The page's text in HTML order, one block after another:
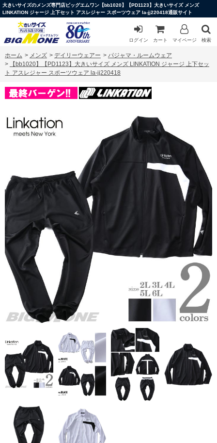
大きいサイズのメンズ専門店ビッグエムワン【bb1020】【PD1123】大きいサイズ メンズ
LINKATION ジャージ 上下セット アスレジャー スポーツウェア la-jj220418通販サイト
ログイン カート マイページ 検索
ホーム > メンズ > デイリーウェアー > パジャマ・ルームウェア
>
【bb1020】【PD1123】大きいサイズ メンズ LINKATION ジャージ 上下セッ
ト アスレジャー スポーツウェア la-jj220418